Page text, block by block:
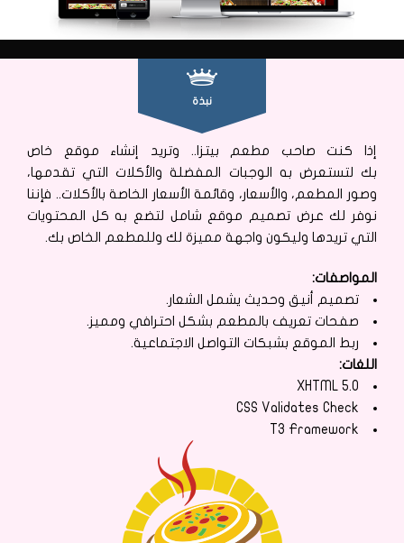
نبذة
إذا كنت صاحب مطعم بيتزا.. وتريد إنشاء موقع خاص
بك لتستعرض به الوجبات المفضلة والأكلات التي تقدمها،
وصور المطعم، والأسعار، وقائمة الأسعار الخاصة بالأكلات.. فإننا
نوفر لك عرض تصميم موقع شامل لتضع به كل المحتويات
التي تريدها وليكون واجهة مميزة لك وللمطعم الخاص بك.
المواصفات:
تصميم أنيق وحديث يشمل الشعار.
صفحات تعريف بالمطعم بشكل احترافي ومميز.
ربط الموقع بشبكات التواصل الاجتماعية.
اللغات:
XHTML 5.0
CSS Validates Check
T3 Framework